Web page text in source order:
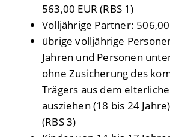
563,00 EUR (RBS 1)
Volljährige Partner: 506,00
übrige volljährige
Jahren und Personen
ohne Zusicherung des
Trägers aus dem
ausziehen (18 bis 24
(RBS 3)